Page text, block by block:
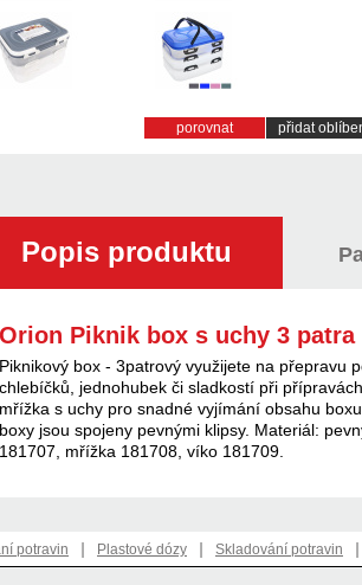
porovnat přidat
Popis produktu
Orion Piknik box s uchy 3 patra
Piknikový box - 3patrový využijete na přepravu
chlebíčků, jednohubek či sladkostí při
mřížka s uchy pro snadné vyjímání obsahu
boxy jsou spojeny pevnými klipsy. Materiál:
181707, mřížka 181708, víko 181709.
potravin | Plastové dózy | Skladování potravin |